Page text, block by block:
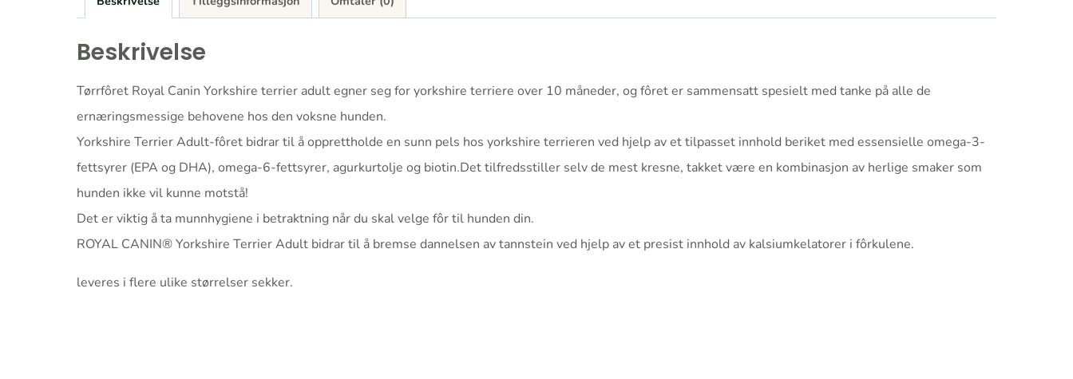
Beskrivelse
Tørrfôret Royal Canin Yorkshire terrier adult egner seg for yorkshire terriere over 10 måneder, og fôret er sammensatt spesielt med tanke på alle de
ernæringsmessige behovene hos den voksne hunden.
Yorkshire Terrier Adult-fôret bidrar til å opprettholde en sunn pels hos yorkshire terrieren ved hjelp av et tilpasset innhold beriket med essensielle omega-3-
fettsyrer (EPA og DHA), omega-6-fettsyrer, agurkurtolje og biotin.Det tilfredsstiller selv de mest kresne, takket være en kombinasjon av herlige smaker som
hunden ikke vil kunne motstå!
Det er viktig å ta munnhygiene i betraktning når du skal velge fôr til hunden din.
ROYAL CANIN® Yorkshire Terrier Adult bidrar til å bremse dannelsen av tannstein ved hjelp av et presist innhold av kalsiumkelatorer i fôrkulene.
leveres i flere ulike størrelser sekker.